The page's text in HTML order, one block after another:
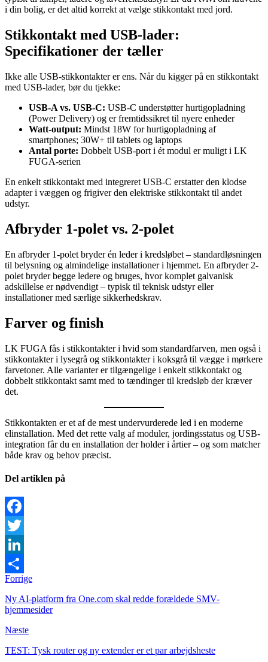
i din bolig, er det altid korrekt at vælge stikkontakt med jord.
Stikkontakt med USB-lader:
Specifikationer der tæller
Ikke alle USB-stikkontakter er ens. Når du kigger på en stikkontakt
med USB-lader, bør du tjekke:
USB-A vs. USB-C: USB-C understøtter hurtigopladning
(Power Delivery) og er fremtidssikret til nyere enheder
Watt-output: Mindst 18W for hurtigopladning af
smartphones; 30W+ til tablets og laptops
Antal porte: Dobbelt USB-port i ét modul er muligt i LK
FUGA-serien
En enkelt stikkontakt med integreret USB-C erstatter den klodse
adapter i væggen og frigiver den elektriske stikkontakt til andet
udstyr.
Afbryder 1-polet vs. 2-polet
En afbryder 1-polet bryder én leder i kredsløbet – standardløsningen
til belysning og almindelige installationer i hjemmet. En afbryder 2-
polet bryder begge ledere og bruges, hvor komplet galvanisk
adskillelse er nødvendigt – typisk til teknisk udstyr eller
installationer med særlige sikkerhedskrav.
Farver og finish
LK FUGA fås i stikkontakter i hvid som standardfarven, men også i
stikkontakter i lysegrå og stikkontakter i koksgrå til vægge i mørkere
farvetoner. Alle varianter er tilgængelige i enkelt stikkontakt og
dobbelt stikkontakt samt med to tændinger til kredsløb der kræver
det.
Stikkontakten er et af de mest undervurderede led i en moderne
elinstallation. Med det rette valg af moduler, jordingsstatus og USB-
integration får du en installation der holder i årtier – og som matcher
både krav og behov præcist.
Del artiklen på
Facebook
Twitter
LinkedIn
Share
Forrige
Ny AI-platform fra One.com skal redde forældede SMV-
hjemmesider
Næste
TEST: Tysk router og ny extender er et par arbejdsheste